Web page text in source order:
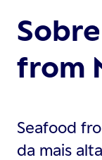
from
Seafood
da mais